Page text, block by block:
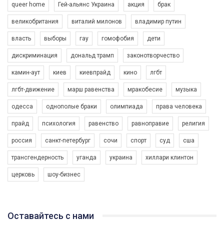
Зупинимо насильство проти ЛГБТ в Україні! Stop violence against LGBT in Ukraine!
6/30/2017
Емоційний та вражаючий промо-ролік на конкурс PACT, який
представляє програму "Гей-альянс Україна" з протидії
насильству проти ЛГБТ в Україні.
Ми просимо вашої підтримки, щоб реалізувати нашу
програму з боротьби з насильством проти ЛГБТ в Україні.
Якщо ти хочеш підтримати нас - просто натисни "лайк" під
best video, representing programme for the development of
1.9K Просмотров • 226 Нравится • 5 Комментариев
queer home Гей-альянс Украина акция брак
великобритания виталий милонов владимир путин
власть выборы гау гомофобия дети
дискриминация дональд трамп законотворчество
камин-аут киев киевпрайд кино лгбт
лгбт-движение марш равенства мракобесие музыка
одесса однополые браки олимпиада права человека
прайд психология равенство равноправие религия
россия санкт-петербург сочи спорт суд сша
трансгендерность уганда украина хиллари клинтон
церковь шоу-бизнес
Оставайтесь с нами